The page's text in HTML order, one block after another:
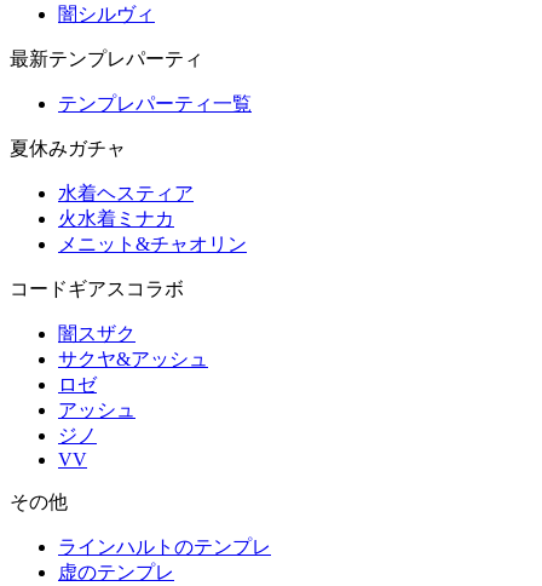
闇シルヴィ
最新テンプレパーティ
テンプレパーティ一覧
夏休みガチャ
水着ヘスティア
火水着ミナカ
メニット&チャオリン
コードギアスコラボ
闇スザク
サクヤ&アッシュ
ロゼ
アッシュ
ジノ
VV
その他
ラインハルトのテンプレ
虚のテンプレ